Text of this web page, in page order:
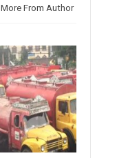
More From Author